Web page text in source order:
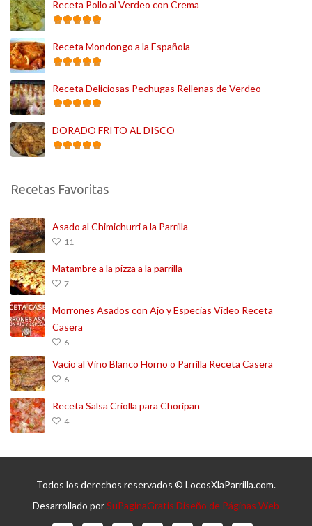
Receta Pollo al Verdeo con Crema
Receta Mondongo a la Española
Receta Deliciosas Pechugas Rellenas de Verdeo
DORADO FRITO AL DISCO
Recetas Favoritas
Asado al Chimichurri a la Parrilla
11
Matambre a la pizza a la parrilla
7
Morrones Asados con Ajo y Especias Video Receta
Casera
6
Vacío al Vino Blanco Horno o Parrilla Receta Casera
6
Receta Salsa Criolla para Choripan
4
Todos los derechos reservados © LocosXlaParrilla.com.
Desarrollado porSuPaginaGratis Diseño de Páginas Web